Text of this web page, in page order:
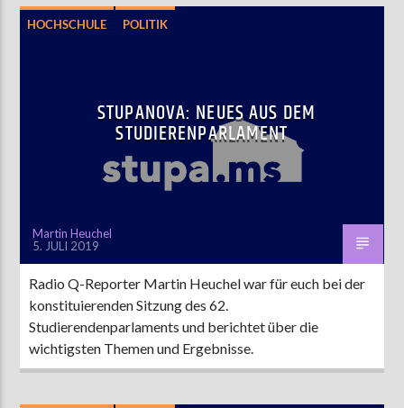
HOCHSCHULE POLITIK
STUPANOVA: NEUES AUS DEM
STUDIERENPARLAMENT
Martin Heuchel
5. JULI 2019
Radio Q-Reporter Martin Heuchel war für euch bei der
konstituierenden Sitzung des 62.
Studierendenparlaments und berichtet über die
wichtigsten Themen und Ergebnisse.